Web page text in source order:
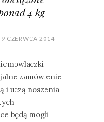
4 kg
9 CZERWCA 2014
zamówienie
i uczą noszenia
będą mogli